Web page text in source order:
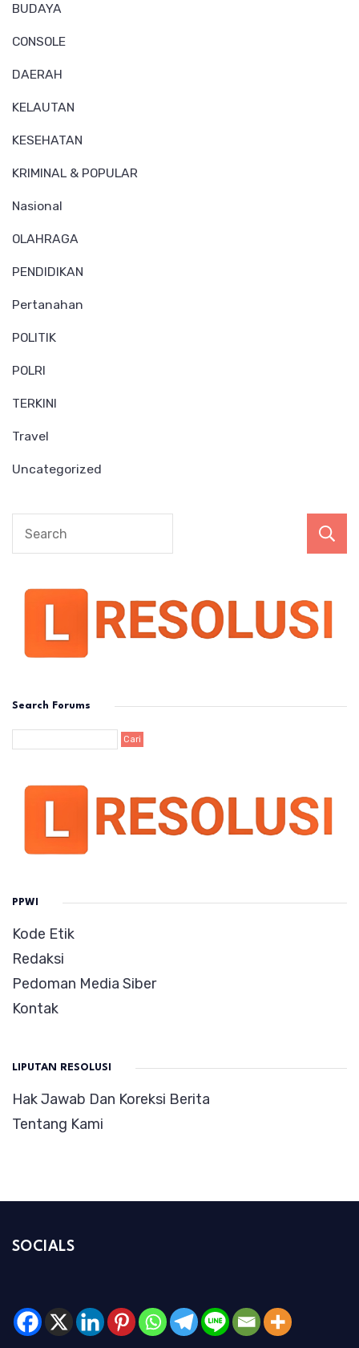
BUDAYA
CONSOLE
DAERAH
KELAUTAN
KESEHATAN
KRIMINAL & POPULAR
Nasional
OLAHRAGA
PENDIDIKAN
Pertanahan
POLITIK
POLRI
TERKINI
Travel
Uncategorized
Search Forums
PPWI
Kode Etik
Redaksi
Pedoman Media Siber
Kontak
LIPUTAN RESOLUSI
Hak Jawab Dan Koreksi Berita
Tentang Kami
SOCIALS